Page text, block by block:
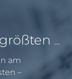
Nebenkosten: Die 100 größten deutschen Städte im Vergleich
am
–